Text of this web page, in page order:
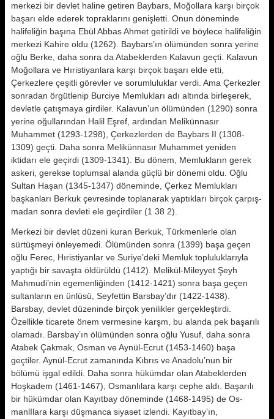
merkezi bir devlet haline getiren Baybars, Moğollara karşı birçok
başarı elde ederek topraklarını genişletti. Onun dö­neminde
halifeliğin başına Ebül Abbas Ahmet getirildi ve böylece halife­liğin
merkezi Kahire oldu (1262). Baybars’ın ölümünden sonra yerine
oğlu Berke, daha sonra da Atabeklerden Kalavun geçti. Kalavun
Moğollara ve Hıristiyanlara karşı birçok başarı el­de etti,
Çerkezlere çeşitli görevler ve sorumluluklar verdi. Ama Çerkezler
sonradan örgütlenip Burciye Memluk­ları adı altında birleşerek,
devletle ça­tışmaya girdiler. Kalavun’un ölümün­den (1290) sonra
yerine oğullarından Halil Eşref, ardından Melikünnasır
Muhammet (1293-1298), Çerkezlerden de Baybars II (1308-
1309) geçti. Da­ha sonra Melikünnasır Muhammet ye­niden
iktidarı ele geçirdi (1309-1341). Bu dönem, Memlukların gerek
aske­ri, gerekse toplumsal alanda güçlü bir dönemi oldu. Oğlu
Sultan Haşan (1345-1347) döneminde, Çerkez Mem­lukları
başkanları Berkuk çevresinde toplanarak yaptıkları birçok çarpış­
madan sonra devleti ele geçirdiler (1 38 2).
Merkezi bir devlet düzeni kuran Ber­kuk, Türkmenlerle olan
sürtüşmeyi önleyemedi. Ölümünden sonra (1399) başa geçen
oğlu Ferec, Hıristiyanlar ve Suriye’deki Memluk topluluklarıy­la
yaptığı bir savaşta öldürüldü (1412). Melikül-Mileyyet Şeyh
Mahmudi’nin egemenliğinden (1412-1421) sonra başa geçen
sultanların en ün­lüsü, Seyfettin Barsbay’dır (1422-1438).
Barsbay, devlet düzenin­de birçok yenilikler gerçekleştirdi.
Özellikle ticarete önem vermesine karşm, bu alanda pek başarılı
olama­dı. Barsbay’ın ölümünden sonra oğlu Yusuf, daha sonra
Atabek Çakmak, Osman ve Aynül-Ecrut (1453-1460) başa
geçtiler. Aynül-Ecrut zamanın­da Kıbrıs ve Anadolu’nun bir
bölümü işgal edildi. Daha sonra hükümdar olan Atabeklerden
Hoşkadem (1461-1467), Osmanlılara karşı cephe aldı. Başarılı
bir hükümdar olan Kayıtbay döneminde (1468-1495) de Os­
manlIlara karşı düşmanca siyaset iz­lendi. Kayıtbay’ın,